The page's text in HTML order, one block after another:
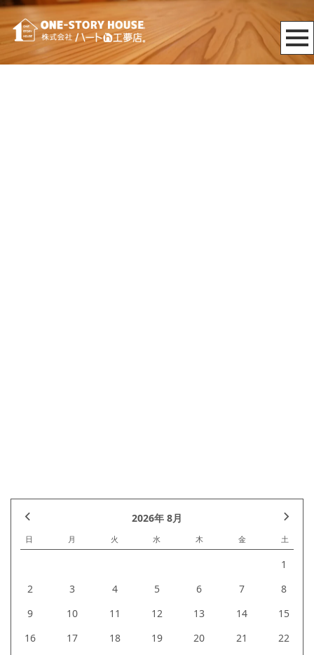
2026年 8月
日 月 火 水 木 金 土
1
2
3 4 5 6 7
8
9
10 11 12 13 14
15
16
17 18 19 20 21
22